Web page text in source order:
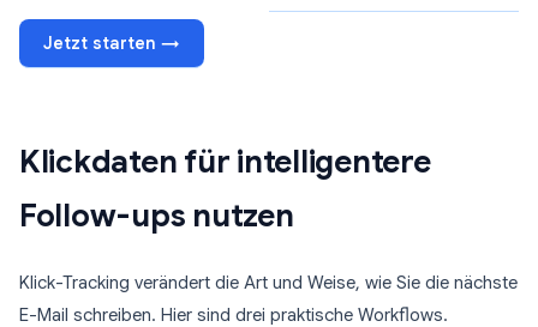
Jetzt starten →
Klickdaten für intelligentere
Follow-ups nutzen
Klick-Tracking verändert die Art und Weise, wie Sie die nächste
E-Mail schreiben. Hier sind drei praktische Workflows.